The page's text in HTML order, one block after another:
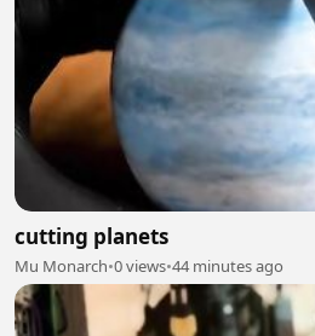
cutting planets
Mu Monarch•0 views•44 minutes ago